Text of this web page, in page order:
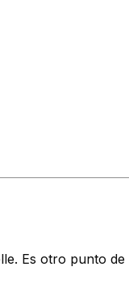
Es otro punto de